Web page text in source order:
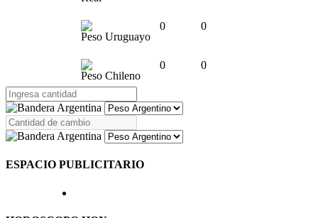
Peso Uruguayo
0 0
Peso Chileno
0 0
ESPACIO PUBLICITARIO